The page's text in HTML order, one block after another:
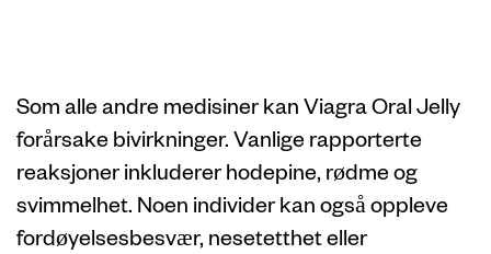
Som alle andre medisiner kan Viagra Oral Jelly
forårsake bivirkninger. Vanlige rapporterte
reaksjoner inkluderer hodepine, rødme og
svimmelhet. Noen individer kan også oppleve
fordøyelsesbesvær, nesetetthet eller